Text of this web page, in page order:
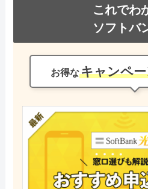
これでわ
ソフトバ
お得なキャンペ